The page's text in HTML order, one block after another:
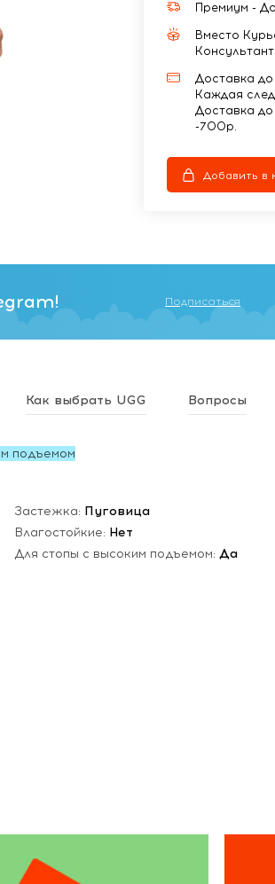
Премиум -
Вместо
Консультант!
Доставка
Каждая
Доставка
-700р.
Добавить в
Подписаться
Как выбрать UGG Вопросы
подъемом
Застежка: Пуговица
Влагостойкие: Нет
Для стопы с высоким подъемом: Да